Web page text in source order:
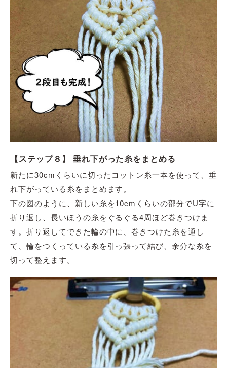
【ステップ８】 垂れ下がった糸をまとめる
新たに30cmくらいに切ったコットン糸一本を使って、垂
れ下がっている糸をまとめます。
下の図のように、新しい糸を10cmくらいの部分でU字に
折り返し、長いほうの糸をぐるぐる4周ほど巻きつけま
す。折り返してできた輪の中に、巻きつけた糸を通し
て、輪をつくっている糸を引っ張って結び、余分な糸を
切って整えます。